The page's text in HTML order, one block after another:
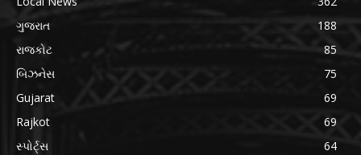
ગુજરાત
188
રાજકોટ
85
બિઝનેસ
75
Gujarat
69
Rajkot
69
સ્પોર્ટ્સ
64